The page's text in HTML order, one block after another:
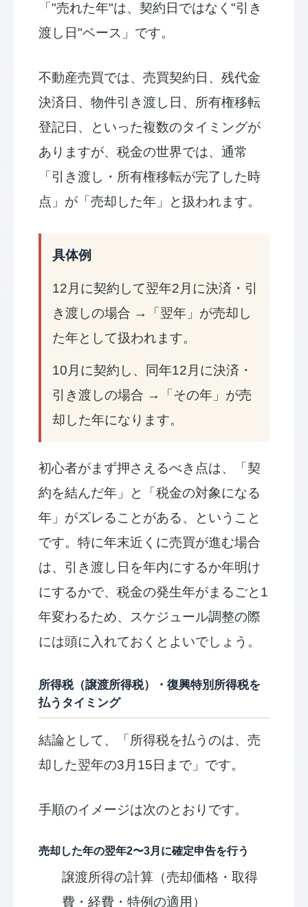
「"売れた年"は、契約日ではなく"引き
渡し日"ベース」です。
不動産売買では、売買契約日、残代金
決済日、物件引き渡し日、所有権移転
登記日、といった複数のタイミングが
ありますが、税金の世界では、通常
「引き渡し・所有権移転が完了した時
点」が「売却した年」と扱われます。
具体例
12月に契約して翌年2月に決済・引
き渡しの場合 →「翌年」が売却し
た年として扱われます。
10月に契約し、同年12月に決済・
引き渡しの場合 →「その年」が売
却した年になります。
初心者がまず押さえるべき点は、「契
約を結んだ年」と「税金の対象になる
年」がズレることがある、ということ
です。特に年末近くに売買が進む場合
は、引き渡し日を年内にするか年明け
にするかで、税金の発生年がまるごと1
年変わるため、スケジュール調整の際
には頭に入れておくとよいでしょう。
所得税（譲渡所得税）・復興特別所得税を
払うタイミング
結論として、「所得税を払うのは、売
却した翌年の3月15日まで」です。
手順のイメージは次のとおりです。
売却した年の翌年2〜3月に確定申告を行う
譲渡所得の計算（売却価格・取得
費・経費・特例の適用）